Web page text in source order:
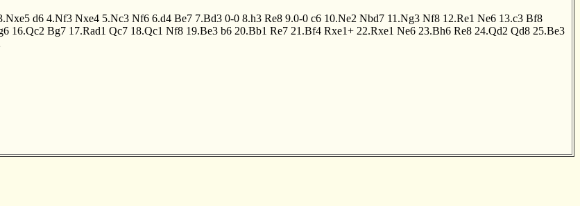
d6 4.Nf3 Nxe4 5.Nc3 Nf6 6.d4 Be7 7.Bd3 0-0 8.h3 Re8 9.0-0 c6 10.Ne2 Nbd7 11.Ng3 Nf8 12.Re1 Ne6 13.c3 Bf8
16.Qc2 Bg7 17.Rad1 Qc7 18.Qc1 Nf8 19.Be3 b6 20.Bb1 Re7 21.Bf4 Rxe1+ 22.Rxe1 Ne6 23.Bh6 Re8 24.Qd2 Qd8 25.Be3